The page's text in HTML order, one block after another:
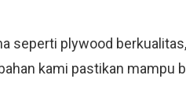
seperti plywood
kami pastikan mampu